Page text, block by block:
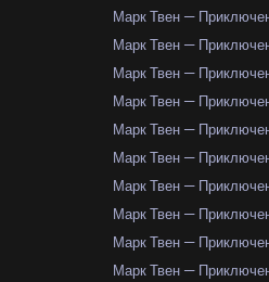
Марк Твен —
Марк Твен —
Марк Твен —
Марк Твен —
Марк Твен —
Марк Твен —
Марк Твен —
Марк Твен —
Марк Твен —
Марк Твен —